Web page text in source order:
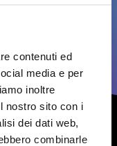
contenuti ed
media e per
inoltre
nostro sito con i
dei dati web,
combinarle
UN
CATALOGO